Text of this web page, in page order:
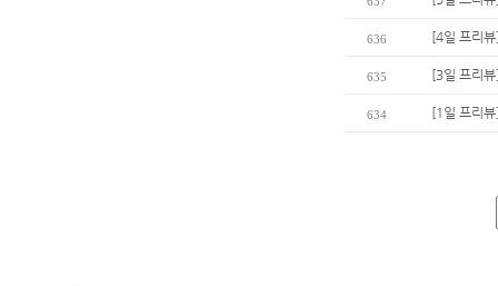
636 [4일 프리
635 [3일 프리
634 [1일 프리